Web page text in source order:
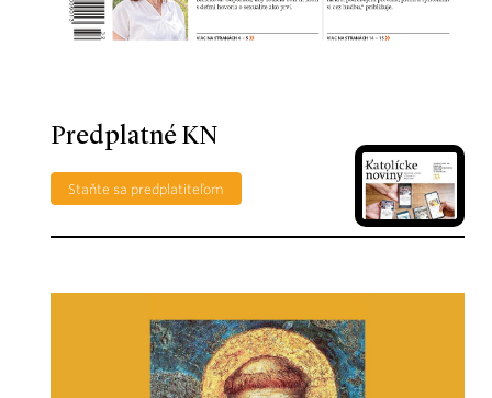
Predplatné KN
Staňte sa predplatiteľom